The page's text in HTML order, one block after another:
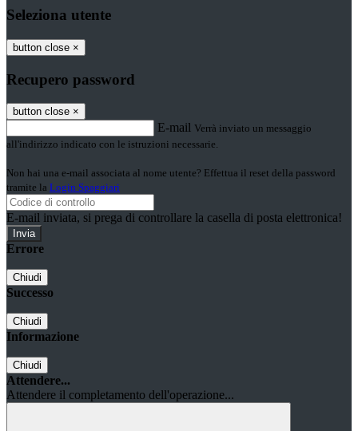
Seleziona utente
button close ×
Recupero password
button close ×
E-mail Verrà inviato un messaggio
all'indirizzo indicato con le istruzioni necessarie.
Non hai una e-mail associata al nome utente? Effettua il reset della password
tramite la Login Spaggiari
E-mail inviata, si prega di controllare la casella di posta elettronica!
Errore
Chiudi
Successo
Chiudi
Informazione
Chiudi
Attendere...
Attendere il completamento dell'operazione...